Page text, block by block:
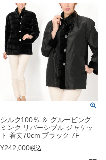
シルク100％ ＆ グルービング
ミンク リバーシブル ジャケッ
ト 着丈70cm ブラック 7F
¥242,000税込